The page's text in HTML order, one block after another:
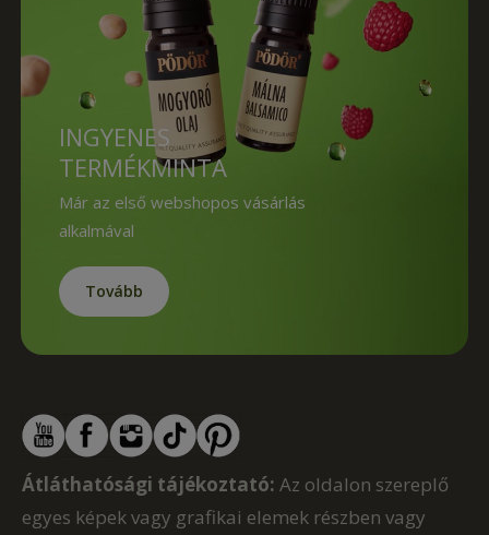
INGYENES
TERMÉKMINTA
Már az első webshopos vásárlás
alkalmával
Tovább
Átláthatósági tájékoztató: Az oldalon szereplő
egyes képek vagy grafikai elemek részben vagy